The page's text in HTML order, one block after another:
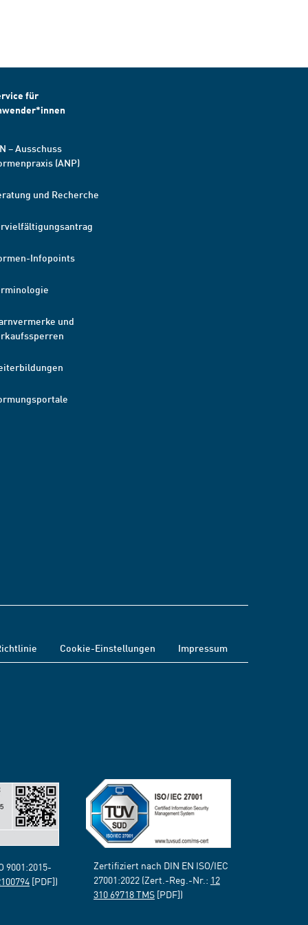
für
– Ausschuss
(ANP)
und Recherche
Infopoints
und
Cookie-Einstellungen Impressum
9001:2015-
[PDF])
Zertifiziert nach DIN EN ISO/IEC
27001:2022 (Zert.-Reg.-Nr.: 12
310 69718 TMS [PDF])